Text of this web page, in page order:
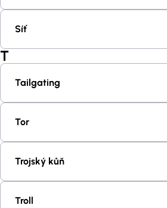
Síť
T
Tailgating
Tor
Trojský kůň
Troll